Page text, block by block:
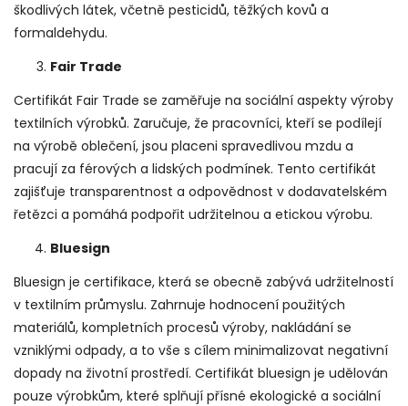
škodlivých látek, včetně pesticidů, těžkých kovů a
formaldehydu.
Fair Trade
Certifikát Fair Trade se zaměřuje na sociální aspekty výroby
textilních výrobků. Zaručuje, že pracovníci, kteří se podílejí
na výrobě oblečení, jsou placeni spravedlivou mzdu a
pracují za férových a lidských podmínek. Tento certifikát
zajišťuje transparentnost a odpovědnost v dodavatelském
řetězci a pomáhá podpořit udržitelnou a etickou výrobu.
Bluesign
Bluesign je certifikace, která se obecně zabývá udržitelností
v textilním průmyslu. Zahrnuje hodnocení použitých
materiálů, kompletních procesů výroby, nakládání se
vzniklými odpady, a to vše s cílem minimalizovat negativní
dopady na životní prostředí. Certifikát bluesign je udělován
pouze výrobkům, které splňují přísné ekologické a sociální